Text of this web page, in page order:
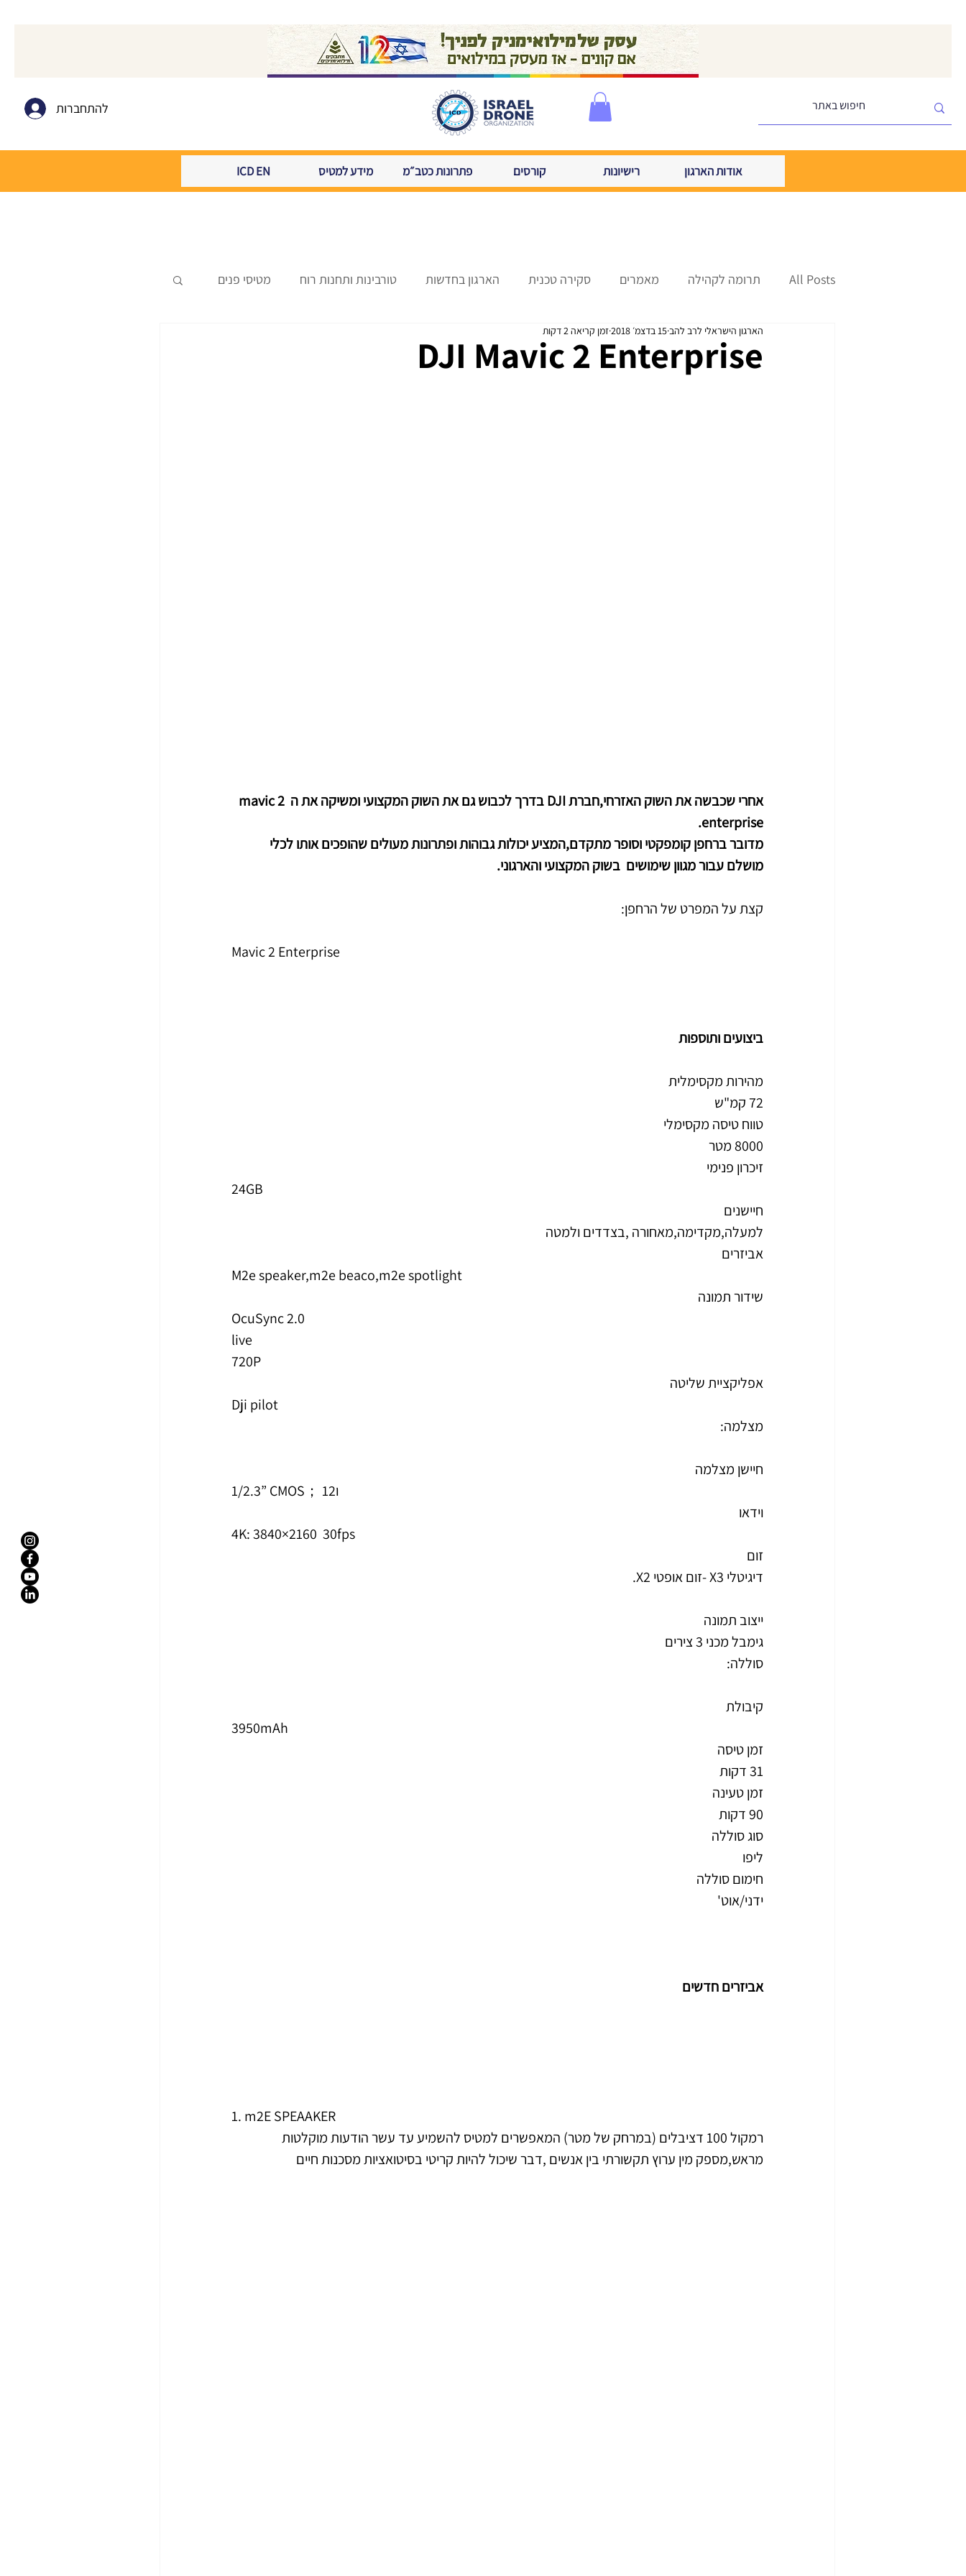
להתחברות
אודות הארגון רישיונות קורסים פתרונות כטב״מ מידע למטיס ICD EN
All Posts תרומה לקהילה מאמרים סקירה טכנית הארגון בחדשות טורבינות ותחנות רוח מטיסי פנים
כנפי הברזל עדכוני רת״א מידול עדכונים שוטפים
DJI Mavic 2 Enterprise
הארגון הישראלי לרב להב15 בדצמ׳ 2018 זמן קריאה 2 דקות
אחרי שכבשה את השוק האזרחי,חברת DJI בדרך לכבוש גם את השוק המקצועי ומשיקה את ה mavic 2
enterprise.
מדובר ברחפן קומפקטי וסופר מתקדם,המציע יכולות גבוהות ופתרונות מעולים שהופכים אותו לכלי
מושלם עבור מגוון שימושים  בשוק המקצועי והארגוני.
קצת על המפרט של הרחפן:
Mavic 2 Enterprise
ביצועים ותוספות
מהירות מקסימלית
72 קמ"ש
טווח טיסה מקסימלי
8000 מטר
זיכרון פנימי
24GB
חיישנים
למעלה,מקדימה,מאחורה ,בצדדים ולמטה
אביזרים
M2e speaker,m2e beaco,m2e spotlight
שידור תמונה
OcuSync 2.0
live
720P
אפליקציית שליטה
Dji pilot
מצלמה:
חיישן מצלמה
1/2.3” CMOS； ו12
וידאו
4K: 3840×2160  30fps
זום
דיגיטלי X3 -זום אופטי X2.
ייצוב תמונה
גימבל מכני 3 צירים
סוללה:
קיבולת
3950mAh
זמן טיסה
31 דקות
זמן טעינה
90 דקות
סוג סוללה
ליפו
חימום סוללה
ידני/אוט'
אביזרים חדשים
1. m2E SPEAAKER
רמקול 100 דציבלים (במרחק של מטר) המאפשרים למטיס להשמיע עד עשר הודעות מוקלטות
מראש,מספק מין ערוץ תקשורתי בין אנשים ,דבר שיכול להיות קריטי בסיטואציות מסכנות חיים